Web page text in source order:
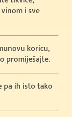
i sve
koricu,
promiješajte.
pa ih isto tako